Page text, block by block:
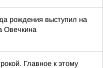
рождения выступил на
Овечкина
Главное к этому